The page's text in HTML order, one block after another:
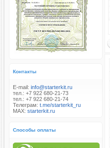
Контакты
E-mail: info@starterkit.ru
тел.: +7 922 680-21-73
тел.: +7 922 680-21-74
Телеграм: t.me/starterkit_ru
MAX: starterkit.ru
Способы оплаты